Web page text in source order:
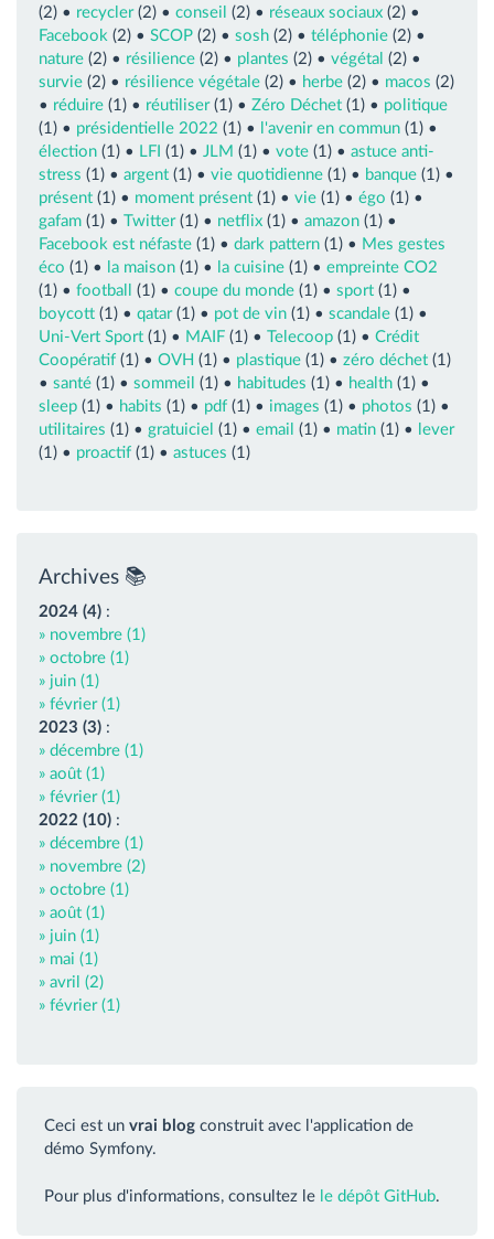
(2) • recycler(2) • conseil (2) • réseaux sociaux (2) •
Facebook (2) • SCOP (2) • sosh (2) • téléphonie (2) •
nature (2) • résilience (2) • plantes (2) • végétal (2) •
survie (2) • résilience végétale (2) • herbe (2) • macos (2)
• réduire (1) • réutiliser(1) • Zéro Déchet (1) • politique
(1) • présidentielle 2022 (1) • l'avenir en commun (1) •
élection (1) • LFI (1) • JLM (1) • vote (1) • astuce anti-
stress (1) • argent (1) • vie quotidienne (1) • banque (1) •
présent (1) • moment présent (1) • vie (1) • égo (1) •
gafam (1) • Twitter(1) • netflix (1) • amazon (1) •
Facebook est néfaste (1) • dark pattern (1) • Mes gestes
éco (1) • la maison (1) • la cuisine (1) • empreinte CO2
(1) • football (1) • coupe du monde (1) • sport (1) •
boycott (1) • qatar(1) • pot de vin (1) • scandale (1) •
Uni-Vert Sport (1) • MAIF (1) • Telecoop (1) • Crédit
Coopératif (1) • OVH (1) • plastique (1) • zéro déchet (1)
• santé (1) • sommeil (1) • habitudes (1) • health (1) •
sleep (1) • habits (1) • pdf (1) • images (1) • photos (1) •
utilitaires (1) • gratuiciel (1) • email (1) • matin (1) •
lever
(1) • proactif (1) • astuces (1)
Archives 📚
2024 (4) :
» novembre (1)
» octobre (1)
» juin (1)
» février (1)
2023 (3) :
» décembre (1)
» août (1)
» février (1)
2022 (10) :
» décembre (1)
» novembre (2)
» octobre (1)
» août (1)
» juin (1)
» mai (1)
» avril (2)
» février (1)
Ceci est un vrai blog construit avec l'application de
démo Symfony.
Pour plus d'informations, consultez le le dépôt GitHub.